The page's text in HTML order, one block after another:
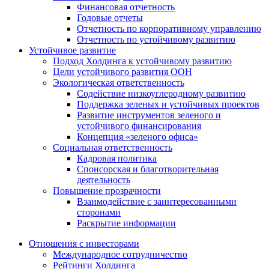
Финансовая отчетность
Годовые отчеты
Отчетность по корпоративному управлению
Отчетность по устойчивому развитию
Устойчивое развитие
Подход Холдинга к устойчивому развитию
Цели устойчивого развития ООН
Экологическая ответственность
Содействие низкоуглеродному развитию
Поддержка зеленых и устойчивых проектов
Развитие инструментов зеленого и
устойчивого финансирования
Концепция «зеленого офиса»
Социальная ответственность
Кадровая политика
Спонсорская и благотворительная
деятельность
Повышение прозрачности
Взаимодействие с заинтересованными
сторонами
Раскрытие информации
Отношения с инвесторами
Международное сотрудничество
Рейтинги Холдинга